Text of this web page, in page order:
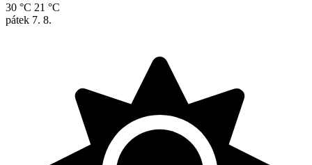
30 °C 21 °C
pátek 7. 8.